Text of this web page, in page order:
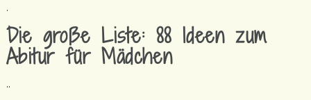
.
Die große Liste: 88 Ideen zum
Abitur für Mädchen
..